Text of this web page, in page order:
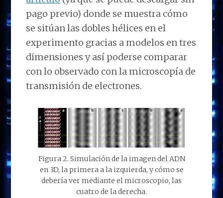
pago previo) donde se muestra cómo
se sitúan las dobles hélices en el
experimento gracias a modelos en tres
dimensiones y así poderse comparar
con lo observado con la microscopía de
transmisión de electrones.
Figura 2. Simulación de la imagen del ADN
en 3D, la primera a la izquierda, y cómo se
debería ver mediante el microscopio, las
cuatro de la derecha.